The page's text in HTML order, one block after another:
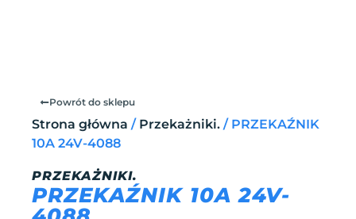
Powrót do sklepu
Strona główna / Przekażniki. / PRZEKAŹNIK
10A 24V-4088
PRZEKAŻNIKI.
PRZEKAŹNIK 10A 24V-